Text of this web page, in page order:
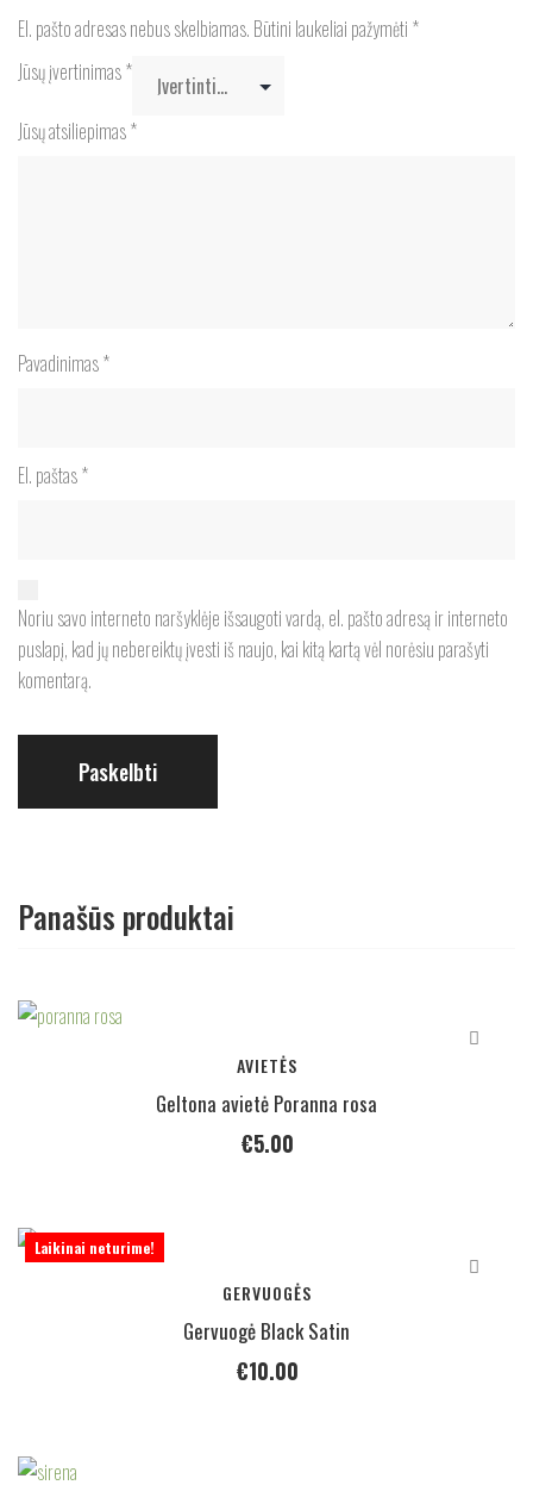
El. pašto adresas nebus skelbiamas. Būtini laukeliai pažymėti *
Jūsų įvertinimas*
Jūsų atsiliepimas*
Pavadinimas*
El. paštas*
Noriu savo interneto naršyklėje išsaugoti vardą, el. pašto adresą ir interneto
puslapį, kad jų nebereiktų įvesti iš naujo, kai kitą kartą vėl norėsiu parašyti
komentarą.
Panašūs produktai
AVIETĖS
Geltona avietė Poranna rosa
€5.00
Laikinai neturime!
GERVUOGĖS
Gervuogė Black Satin
€10.00